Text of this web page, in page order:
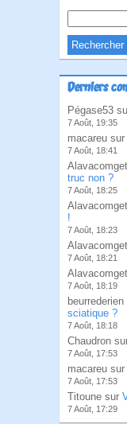
Derniers
Pégase53
7 Août, 19:35
macareu sur
7 Août, 18:41
truc non ?
7 Août, 18:25
!
7 Août, 18:23
7 Août, 18:21
7 Août, 18:19
beurrederien
sciatique ?
7 Août, 18:18
Chaudron
7 Août, 17:53
macareu sur
7 Août, 17:53
Titoune sur
7 Août, 17:29